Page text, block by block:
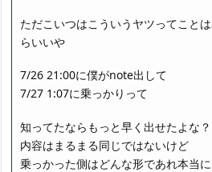
ただこいつはこういうヤツってこと
らいいや
7/26 21:00に僕がnote出して
7/27 1:07に乗っかりって
知ってたならもっと早く出せたよな？
内容はまるまる同じではないけど
乗っかった側はどんな形であれ本当に